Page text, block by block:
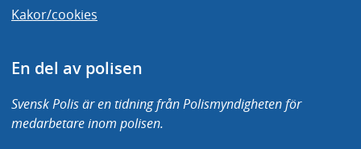
Kakor/cookies
En del av polisen
Svensk Polis är en tidning från Polismyndigheten för
medarbetare inom polisen.